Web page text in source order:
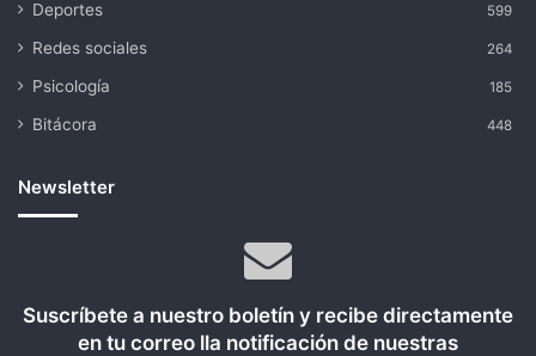
Deportes 599
Redes sociales 264
Psicología 185
Bitácora 448
Newsletter
Suscríbete a nuestro boletín y recibe directamente
en tu correo lla notificación de nuestras